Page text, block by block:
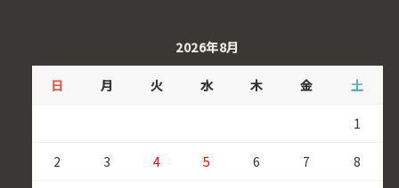
2026年8月
日 月 火 水 木 金 土
1
2 3 4 5 6 7 8